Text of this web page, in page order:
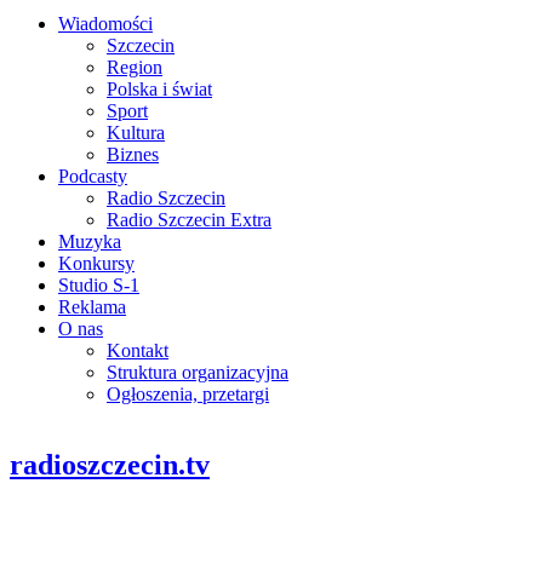
Wiadomości
Szczecin
Region
Polska i świat
Sport
Kultura
Biznes
Podcasty
Radio Szczecin
Radio Szczecin Extra
Muzyka
Konkursy
Studio S-1
Reklama
O nas
Kontakt
Struktura organizacyjna
Ogłoszenia, przetargi
radioszczecin.tv